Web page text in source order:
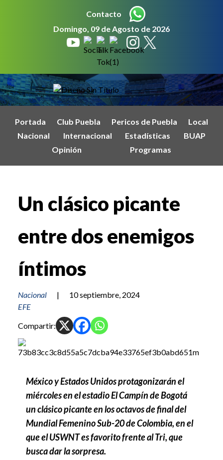
Contacto
Domingo, 09 de Agosto de 2026
Portada Club Puebla Pericos de Puebla
Local
Nacional
Internacional Estadísticas
BUAP
Opinión
Programas
Un clásico picante
entre dos enemigos
íntimos
Nacional |
10 septiembre, 2024
EFE
Compartir:
México y Estados Unidos protagonizarán el
miércoles en el estadio El Campín de Bogotá
un clásico picante en los octavos de final del
Mundial Femenino Sub-20 de Colombia, en el
que el USWNT es favorito frente al Tri, que
busca dar la sorpresa.